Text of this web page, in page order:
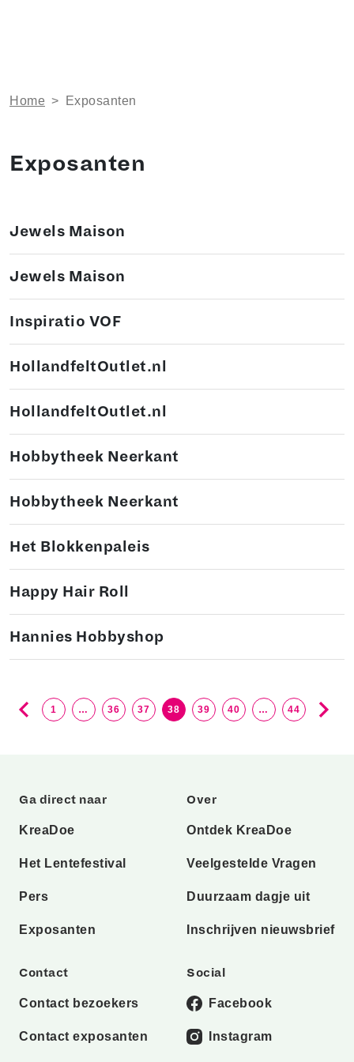
Home > Exposanten
Exposanten
Jewels Maison
Jewels Maison
Inspiratio VOF
HollandfeltOutlet.nl
HollandfeltOutlet.nl
Hobbytheek Neerkant
Hobbytheek Neerkant
Het Blokkenpaleis
Happy Hair Roll
Hannies Hobbyshop
1 … 36 37 38 39 40 … 44
Ga direct naar
KreaDoe
Het Lentefestival
Pers
Exposanten
Over
Ontdek KreaDoe
Veelgestelde Vragen
Duurzaam dagje uit
Inschrijven nieuwsbrief
Contact
Contact bezoekers
Contact exposanten
Social
Facebook
Instagram